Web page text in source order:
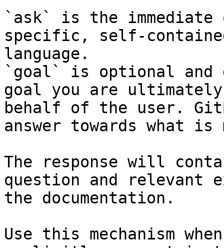
`ask` is the
specific, self-
language.
`goal` is optional and
goal you are
behalf of the user.
answer towards what
The response will
question and relevant
the documentation.
Use this mechanism